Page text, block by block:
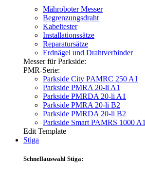
Mähroboter Messer
Begrenzungsdraht
Kabeltester
Installationssätze
Reparatursätze
Erdnägel und Drahtverbinder
Messer für Parkside:
PMR-Serie:
Parkside City PAMRC 250 A1
Parkside PMRA 20-li A1
Parkside PMRDA 20-li A1
Parkside PMRA 20-li B2
Parkside PMRDA 20-li B2
Parkside Smart PAMRS 1000 A1
Edit Template
Stiga
Schnellauswahl Stiga: